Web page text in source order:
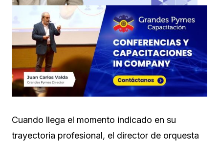
Cuando llega el momento indicado en su
trayectoria profesional, el director de orquesta